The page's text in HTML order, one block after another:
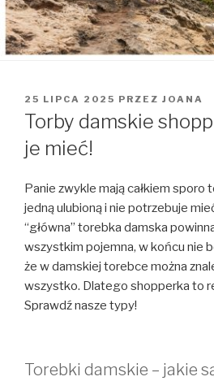
OPUBLIKOWANE
W
25 LIPCA 2025 PRZEZ JOANA
Torby damskie
je mieć!
Panie zwykle mają całkiem sporo
jedną ulubioną i nie potrzebuje
“główna” torebka damska
wszystkim pojemna, w końcu nie
że w damskiej torebce można
wszystko. Dlatego shopperka to
Sprawdź nasze typy!
Torebki damskie – jakie